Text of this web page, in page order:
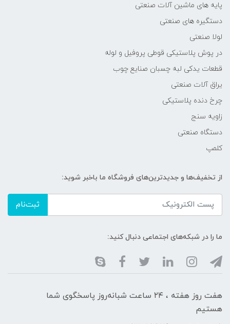
پایه های ماشین آلات صنعتی
دستگیره های صنعتی
لولا صنعتی
در پوش پلاستیکی قوطی پروفیل و لوله
قطعات یدکی لبه چسبان صنایع چوب
یراق آلات صنعتی
چرخ دنده پلاستیکی
زاویه سنج
دستگاه صنعتی
کلمپ
از تخفیف‌ها و جدیدترین‌های فروشگاه ما باخبر شوید:
ثبت‌نام
ما را در شبکه‌های اجتماعی دنبال کنید:
هفت روز هفته ، ۲۴ ساعت شبانه‌روز پاسخگوی شما
هستیم